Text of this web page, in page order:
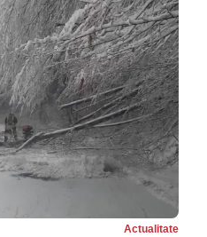
Actualitate